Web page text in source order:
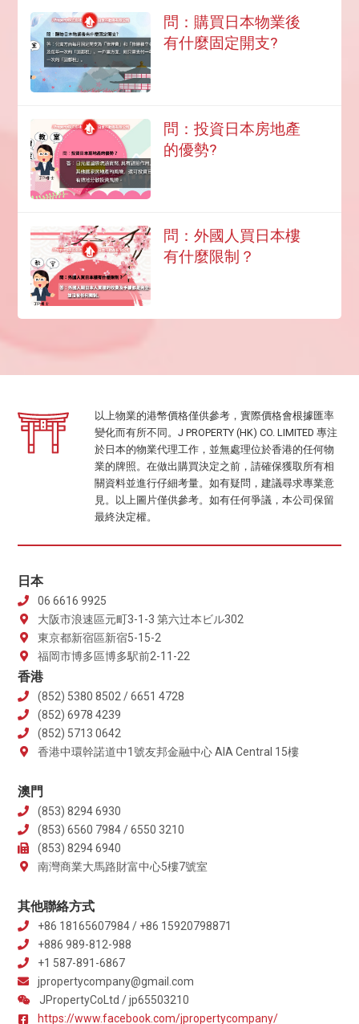
問：購買日本物業後
有什麼固定開支?
問：投資日本房地產
的優勢?
問：外國人買日本樓
有什麼限制？
以上物業的港幣價格僅供參考，實際價格會根據匯率
變化而有所不同。J PROPERTY (HK) CO. LIMITED 專注
於日本的物業代理工作，並無處理位於香港的任何物
業的牌照。在做出購買決定之前，請確保獲取所有相
關資料並進行仔細考量。如有疑問，建議尋求專業意
見。以上圖片僅供參考。如有任何爭議，本公司保留
最終決定權。
日本
06 6616 9925
大阪市浪速區元町3-1-3 第六辻本ビル302
東京都新宿區新宿5-15-2
福岡市博多區博多駅前2-11-22
香港
(852) 5380 8502 / 6651 4728
(852) 6978 4239
(852) 5713 0642
香港中環幹諾道中1號友邦金融中心 AIA Central 15樓
澳門
(853) 8294 6930
(853) 6560 7984 / 6550 3210
(853) 8294 6940
南灣商業大馬路財富中心5樓7號室
其他聯絡方式
+86 18165607984 / +86 15920798871
+886 989-812-988
+1 587-891-6867
jpropertycompany@gmail.com
JPropertyCoLtd / jp65503210
https://www.facebook.com/jpropertycompany/